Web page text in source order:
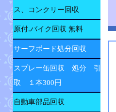
ス、コンクリー回収
原付.バイク回収 無料
サーフボード処分回収
スプレー缶回収 処分 引
取 １本300円
自動車部品回収